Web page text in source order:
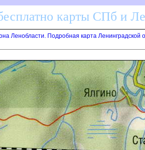
карты СПб и
Ленобласти. Подробная карта Ленинградской